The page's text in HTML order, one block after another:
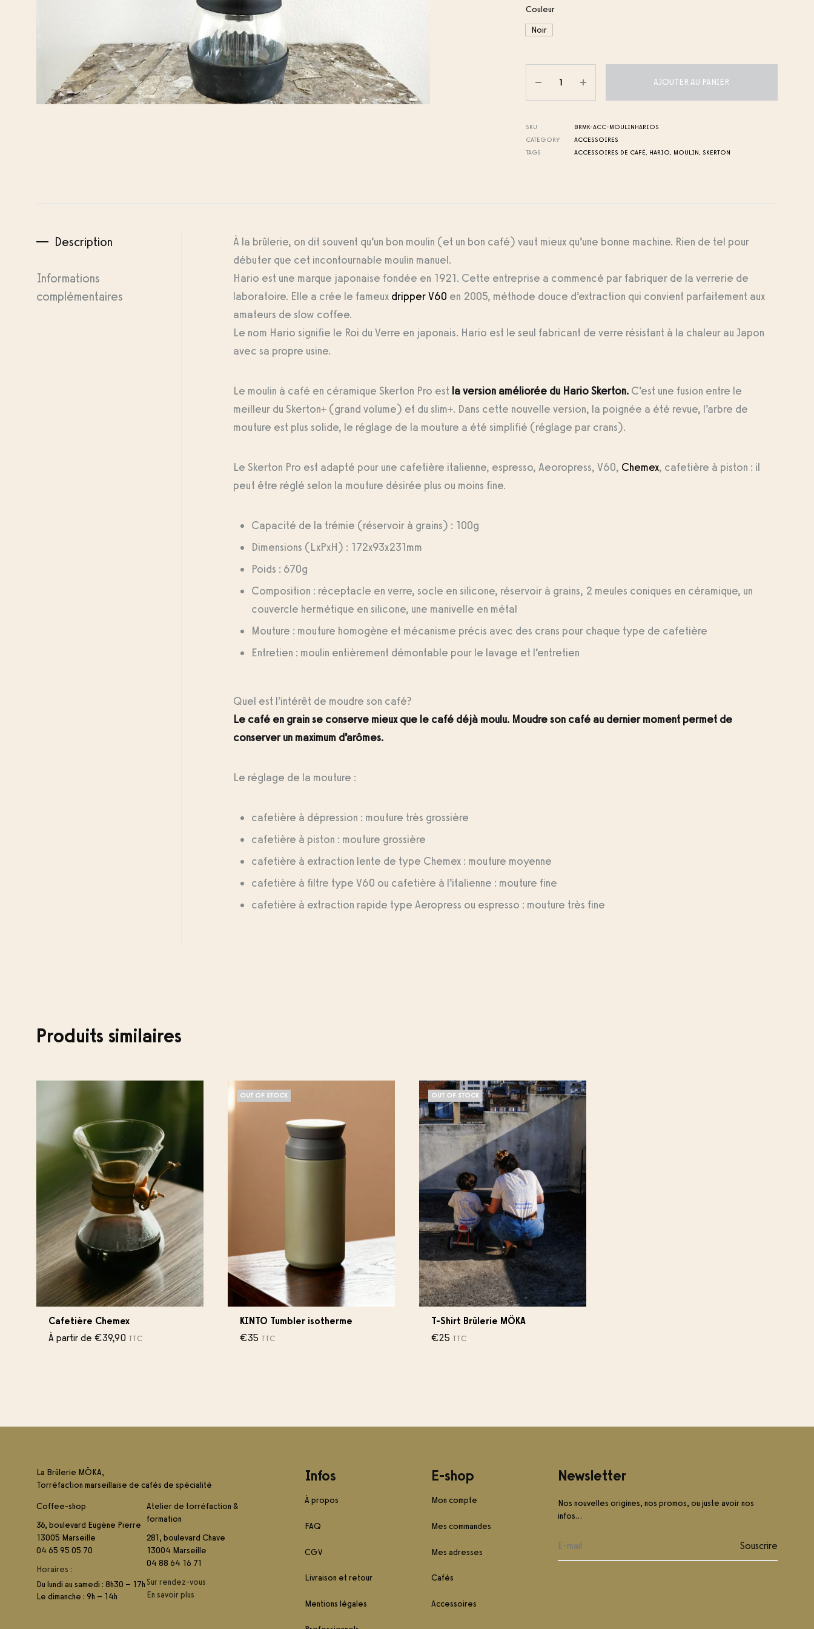
Couleur
Noir
AJOUTER AU PANIER
SKU
BRMK-ACC-MOULINHARIOS
CATEGORY
ACCESSOIRES
TAGS
ACCESSOIRES DE CAFÉ, HARIO, MOULIN, SKERTON
Description
Informations
complémentaires
À la brûlerie, on dit souvent qu’un bon moulin (et un bon café) vaut mieux qu’une bonne machine. Rien de tel pour
débuter que cet incontournable moulin manuel.
Hario est une marque japonaise fondée en 1921. Cette entreprise a commencé par fabriquer de la verrerie de
laboratoire. Elle a crée le fameux dripper V60 en 2005, méthode douce d’extraction qui convient parfaitement aux
amateurs de slow coffee.
Le nom Hario signifie le Roi du Verre en japonais. Hario est le seul fabricant de verre résistant à la chaleur au Japon
avec sa propre usine.
Le moulin à café en céramique Skerton Pro est la version améliorée du Hario Skerton. C’est une fusion entre le
meilleur du Skerton+ (grand volume) et du slim+. Dans cette nouvelle version, la poignée a été revue, l’arbre de
mouture est plus solide, le réglage de la mouture a été simplifié (réglage par crans).
Le Skerton Pro est adapté pour une cafetière italienne, espresso, Aeoropress, V60, Chemex, cafetière à piston : il
peut être réglé selon la mouture désirée plus ou moins fine.
Capacité de la trémie (réservoir à grains) : 100g
Dimensions (LxPxH) : 172x93x231mm
Poids : 670g
Composition : réceptacle en verre, socle en silicone, réservoir à grains, 2 meules coniques en céramique, un
couvercle hermétique en silicone, une manivelle en métal
Mouture : mouture homogène et mécanisme précis avec des crans pour chaque type de cafetière
Entretien : moulin entièrement démontable pour le lavage et l’entretien
Quel est l’intérêt de moudre son café?
Le café en grain se conserve mieux que le café déjà moulu. Moudre son café au dernier moment permet de
conserver un maximum d’arômes.
Le réglage de la mouture :
cafetière à dépression : mouture très grossière
cafetière à piston : mouture grossière
cafetière à extraction lente de type Chemex : mouture moyenne
cafetière à filtre type V60 ou cafetière à l’italienne : mouture fine
cafetière à extraction rapide type Aeropress ou espresso : mouture très fine
Produits similaires
Cafetière Chemex
À partir de €39,90 TTC
OUT OF STOCK
KINTO Tumbler isotherme
€35 TTC
OUT OF STOCK
T-Shirt Brûlerie MÖKA
€25 TTC
La Brûlerie MÖKA,
Torréfaction marseillaise de cafés de spécialité
Coffee-shop
36, boulevard Eugène Pierre
13005 Marseille
04 65 95 05 70
Horaires :
Du lundi au samedi : 8h30 – 17h
Le dimanche : 9h – 14h
Atelier de torréfaction &
formation
281, boulevard Chave
13004 Marseille
04 88 64 16 71
Sur rendez-vous
En savoir plus
Infos
À propos
FAQ
CGV
Livraison et retour
Mentions légales
E-shop
Mon compte
Mes commandes
Mes adresses
Cafés
Accessoires
Newsletter
Nos nouvelles origines, nos promos, ou juste avoir nos
infos…